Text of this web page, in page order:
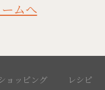
ムへ
ョッピング レシピ